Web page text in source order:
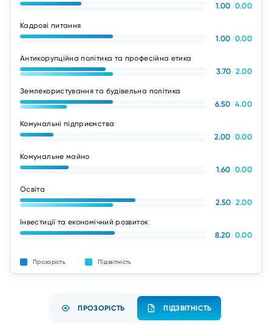
1.00/0.00
Кадрові питання
1.00/0.00
Антикорупційна політика та професійна етика
3.70/2.00
Землекористування та будівельна політика
6.50/4.00
Комунальні підприємства
2.00/0.00
Комунальне майно
1.60/0.00
Освіта
2.50/2.00
Інвестиції та економічний розвиток
8.20/0.00
Прозорість Підзвітність
ПРОЗОРІСТЬ ПІДЗВІТНІСТЬ